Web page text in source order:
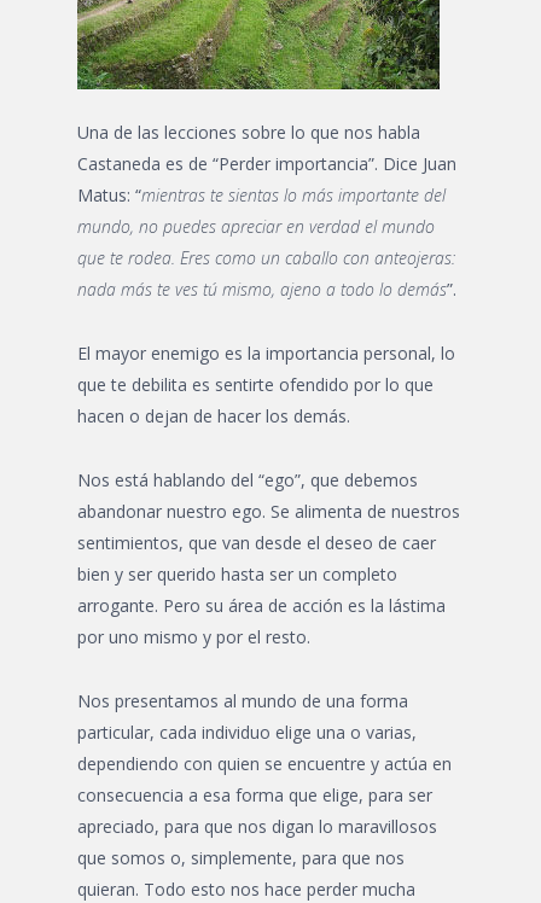
Una de las lecciones sobre lo que nos habla
Castaneda es de “Perder importancia”. Dice Juan
Matus: “mientras te sientas lo más importante del
mundo, no puedes apreciar en verdad el mundo
que te rodea. Eres como un caballo con anteojeras:
nada más te ves tú mismo, ajeno a todo lo demás”.
El mayor enemigo es la importancia personal, lo
que te debilita es sentirte ofendido por lo que
hacen o dejan de hacer los demás.
Nos está hablando del “ego”, que debemos
abandonar nuestro ego. Se alimenta de nuestros
sentimientos, que van desde el deseo de caer
bien y ser querido hasta ser un completo
arrogante. Pero su área de acción es la lástima
por uno mismo y por el resto.
Nos presentamos al mundo de una forma
particular, cada individuo elige una o varias,
dependiendo con quien se encuentre y actúa en
consecuencia a esa forma que elige, para ser
apreciado, para que nos digan lo maravillosos
que somos o, simplemente, para que nos
quieran. Todo esto nos hace perder mucha